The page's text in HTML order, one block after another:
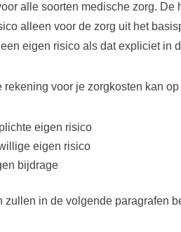
alle soorten medische zorg. De
alleen voor de zorg uit het
eigen risico als dat expliciet in
rekening voor je zorgkosten kan
eigen risico
eigen risico
bijdrage
zullen in de volgende paragrafen